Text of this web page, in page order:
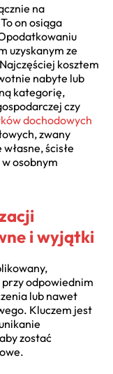
na
on osiąga
uzyskanym ze
kosztem
nabyte lub
kategorię,
czy
dochodowych
zwany
ścisłe
osobnym
i wyjątki
odpowiednim
lub nawet
Kluczem jest
zostać